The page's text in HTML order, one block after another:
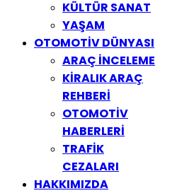
KÜLTÜR SANAT
YAŞAM
OTOMOTİV DÜNYASI
ARAÇ İNCELEME
KİRALIK ARAÇ
REHBERİ
OTOMOTİV
HABERLERİ
TRAFİK
CEZALARI
HAKKIMIZDA